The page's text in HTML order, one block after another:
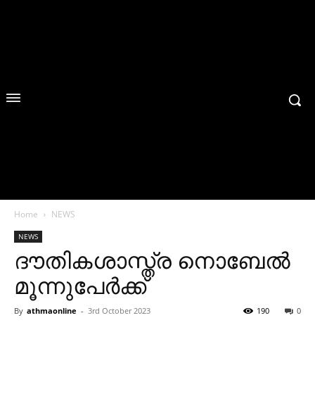
Home NEWS
NEWS
ദൗതികശാസ്ത്ര നൊബേല്‍
മൂന്നുപേര്‍ക്ക്
By athmaonline - 3rd October 2023 0
190